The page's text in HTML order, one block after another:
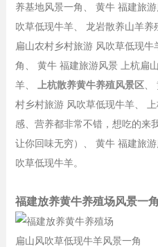
养基地风景一角、 黄牛 福建旅
吹草低现牛羊、 龙岩散养山羊
扁山农村乡村旅游 风吹草低现
角、 黄牛 福建旅游风景 上杭扁
羊、
上杭散养黄牛养殖风景区、
村乡村旅游 风吹草低现牛羊、
感、营养都非常不错，想吃的来
让你回味无穷）、 黄牛 福建旅
吹草低现牛羊。
福建放养黄牛养殖场风景一角
扁山风吹草低现牛羊风景一角